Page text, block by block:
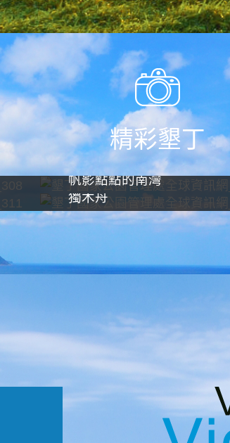
精彩墾丁
帆影點點的南灣
獨木舟